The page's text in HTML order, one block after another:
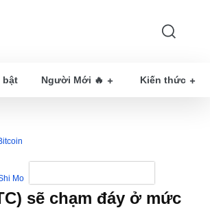
bật Người Mới 🔥 Kiến thức
Mo
sẽ chạm đáy ở mức